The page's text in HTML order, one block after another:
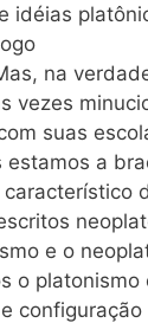
idéias
na
vezes
suas
a
e o
o platonismo